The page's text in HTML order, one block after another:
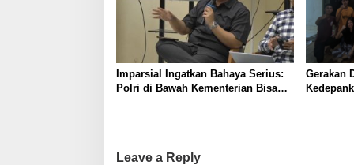
Imparsial Ingatkan Bahaya Serius:
Polri di Bawah Kementerian Bisa
Gerakan
Leave a Reply